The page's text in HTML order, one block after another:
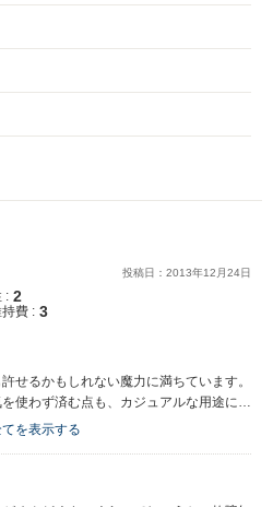
投稿日： 2013年12 月24日
: 2
費 : 3
せるかもしれない魔力に満ちています。
使わず済む点も、カジュアルな用途に向
を表示する